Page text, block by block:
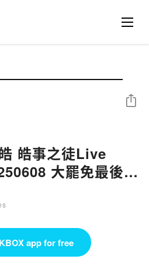
皓事之徒Live
免最後一
領袖、政黨在其中
一行動綱領｜主持
Share
app for free